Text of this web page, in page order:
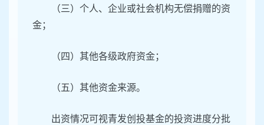
（三）个人、企业或社会机构无偿捐赠的资
金；
（四）其他各级政府资金；
（五）其他资金来源。
出资情况可视青发创投基金的投资进度分批